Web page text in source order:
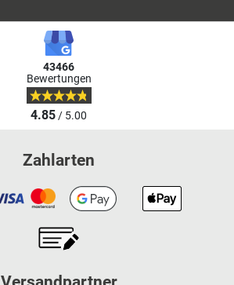
43466
Bewertungen
4.85/ 5.00
Zahlarten